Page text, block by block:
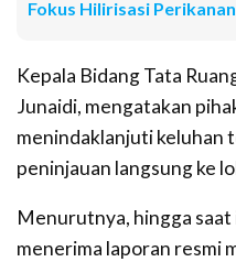
Fokus Hilirisasi
Kepala Bidang Tata
Junaidi, mengatakan
menindaklanjuti keluhan
peninjauan langsung ke
Menurutnya, hingga saat
menerima laporan resmi